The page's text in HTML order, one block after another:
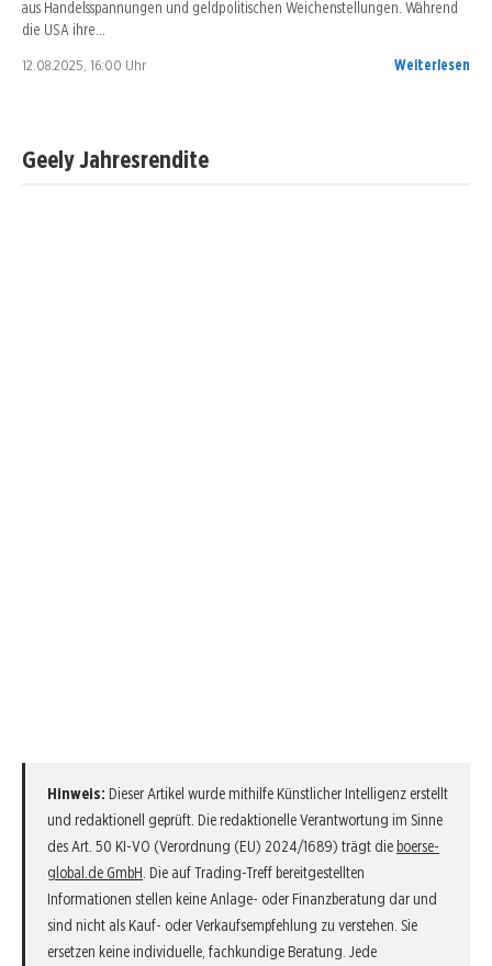
aus Handelsspannungen und geldpolitischen Weichenstellungen. Während
die USA ihre…
12.08.2025, 16:00 Uhr Weiterlesen
Geely Jahresrendite
Hinweis: Dieser Artikel wurde mithilfe Künstlicher Intelligenz erstellt
und redaktionell geprüft. Die redaktionelle Verantwortung im Sinne
des Art. 50 KI-VO (Verordnung (EU) 2024/1689) trägt die boerse-
global.de GmbH . Die auf Trading-Treff bereitgestellten
Informationen stellen keine Anlage- oder Finanzberatung dar und
sind nicht als Kauf- oder Verkaufsempfehlung zu verstehen. Sie
ersetzen keine individuelle, fachkundige Beratung. Jede